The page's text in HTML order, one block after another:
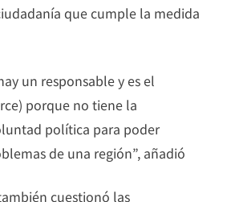
que cumple la medida
un responsable y es el
porque no tiene la
política para poder
de una región”, añadió
cuestionó las